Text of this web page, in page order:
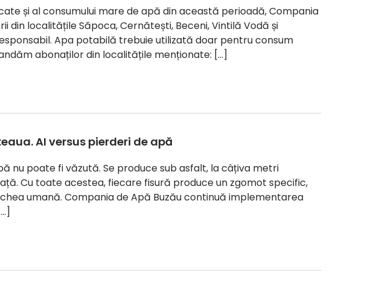
și al consumului mare de apă din această perioadă, Compania
din localitățile Săpoca, Cernătești, Beceni, Vintilă Vodă și
Apa potabilă trebuie utilizată doar pentru consum
abonaților din localitățile menționate: […]
AI versus pierderi de apă
nu poate fi văzută. Se produce sub asfalt, la câțiva metri
Cu toate acestea, fiecare fisură produce un zgomot specific,
umană. Compania de Apă Buzău continuă implementarea